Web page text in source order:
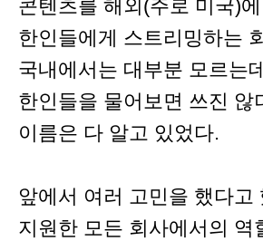
콘텐츠를 해외(주로 미국)
한인들에게 스트리밍하는
국내에서는 대부분 모르는
한인들을 물어보면 쓰진 않
이름은 다 알고 있었다.
앞에서 여러 고민을 했다고
지원한 모든 회사에서의 역